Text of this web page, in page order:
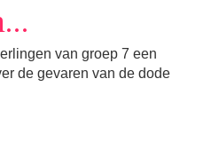
van groep 7 een
de gevaren van de dode